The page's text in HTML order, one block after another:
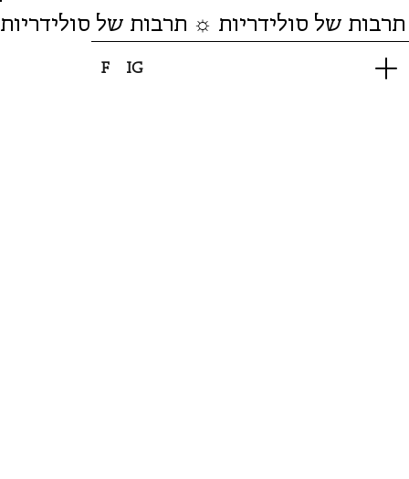
F IG
של סולידריות ☼ תרבות של סולידריות